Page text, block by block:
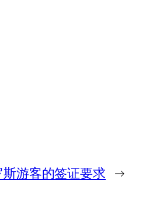
游客的签证要求 →